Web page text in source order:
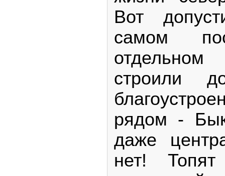
Вот
самом
строили
рядом -
даже
нет!